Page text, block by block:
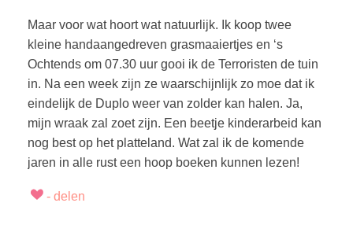
Maar voor wat hoort wat natuurlijk. Ik koop twee
kleine handaangedreven grasmaaiertjes en ‘s
Ochtends om 07.30 uur gooi ik de Terroristen de tuin
in. Na een week zijn ze waarschijnlijk zo moe dat ik
eindelijk de Duplo weer van zolder kan halen. Ja,
mijn wraak zal zoet zijn. Een beetje kinderarbeid kan
nog best op het platteland. Wat zal ik de komende
jaren in alle rust een hoop boeken kunnen lezen!